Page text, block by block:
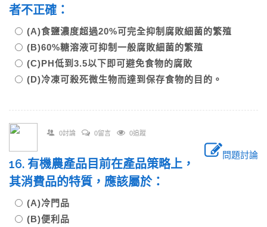
者不正確：
(A)食鹽濃度超過20%可完全抑制腐敗細菌的繁殖
(B)60%糖溶液可抑制一般腐敗細菌的繁殖
(C)PH低到3.5以下即可避免食物的腐敗
(D)冷凍可殺死微生物而達到保存食物的目的。
0討論 0留言 0追蹤
問題討論
16. 有機農產品目前在產品策略上，
其消費品的特質，應該屬於：
(A)冷門品
(B)便利品